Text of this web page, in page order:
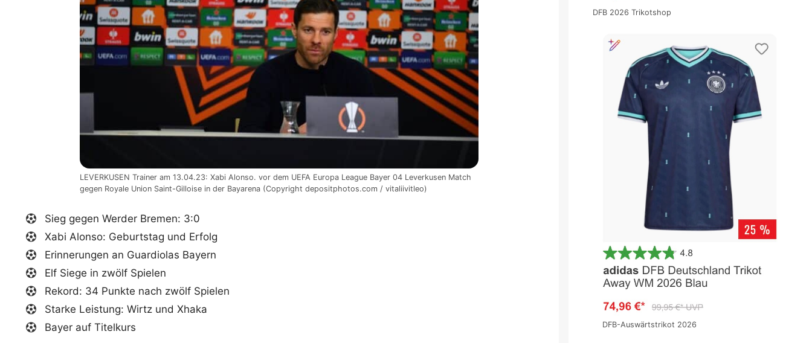
LEVERKUSEN Trainer am 13.04.23: Xabi Alonso. vor dem UEFA Europa League Bayer 04 Leverkusen Match
gegen Royale Union Saint-Gilloise in der Bayarena (Copyright depositphotos.com / vitaliivitleo)
Sieg gegen Werder Bremen: 3:0
Xabi Alonso: Geburtstag und Erfolg
Erinnerungen an Guardiolas Bayern
Elf Siege in zwölf Spielen
Rekord: 34 Punkte nach zwölf Spielen
Starke Leistung: Wirtz und Xhaka
Bayer auf Titelkurs
DFB 2026 Trikotshop
DFB-Auswärtstrikot 2026